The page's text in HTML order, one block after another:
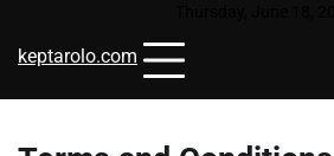
content
keptarolo.com